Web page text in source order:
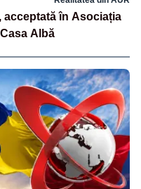
acceptată în Asociația
Albă